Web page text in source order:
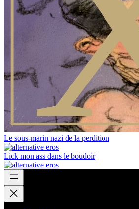
Le sous-marin nazi de la perdition
Lick mon ass dans le boudoir